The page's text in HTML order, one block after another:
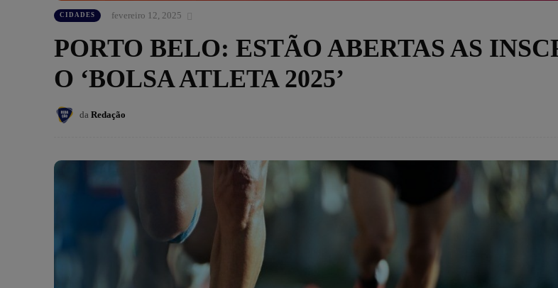
CIDADES fevereiro 12, 2025
PORTO BELO: ESTÃO ABERTAS AS
O ‘BOLSA ATLETA 2025’
da Redação